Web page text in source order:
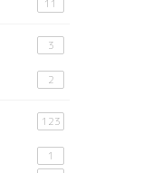
11
3
2
123
1